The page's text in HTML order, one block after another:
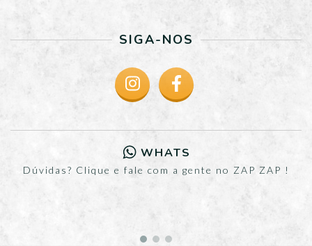
SIGA-NOS
WHATS
Dúvidas? Clique e fale com a gente no ZAP ZAP !